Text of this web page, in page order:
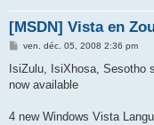
[MSDN] Vista en
M
s
a
ven. déc. 05, 2008 2:36 pm
IsiZulu, IsiXhosa, Sesotho
now available
4 new Windows Vista